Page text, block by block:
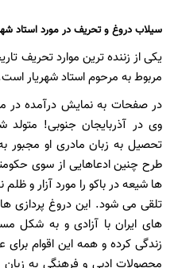
سیلاب دروغ و تحریف در مورد استاد
یکی از زننده ترین موارد تحریف
مربوط به مرحوم استاد شهریار
در صفحات به نمایش درآمده در
وی در آذربایجان جنوبی!
تحصیل به زبان مادری او
طرح چنین ادعاهایی از سوی
ها شیعه در باکو را مورد آزار و
تلقی می شود. این دروغ پردازی
های ایران با آزادی و به شکل
زندگی کرده و همه این اقوام